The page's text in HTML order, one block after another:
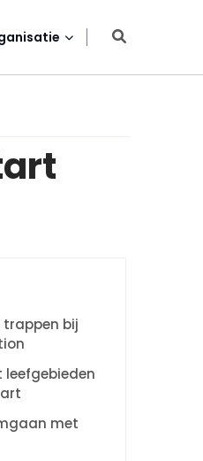
bij
leefgebieden
met